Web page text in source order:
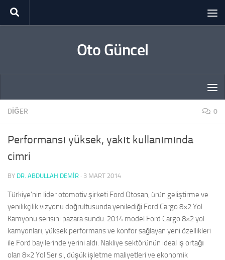
Skip to content
Oto Güncel
DIĞER 0
Performansı yüksek, yakıt kullanımında
cimri
BY DR. ABDULLAH DEMİR · 3 MART 2014
Türkiye’nin lider otomotiv şirketi Ford Otosan, ürün geliştirme ve
yenilikçilik vizyonu doğrultusunda yenilediği Ford Cargo 8×2 Yol
Kamyonu serisini pazara sundu. 2014 model Ford Cargo 8×2 yol
kamyonları, yüksek performans ve konfor sağlayan yeni özellikleri
ile Ford bayilerinde yerini aldı. Nakliye sektörünün ideal iş ortağı
olan 8×2 Yol Serisi, düşük işletme maliyetleri ve ekonomik